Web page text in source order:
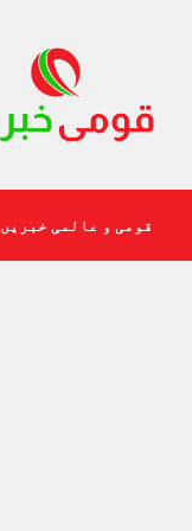
قومی و عالمی خبریں